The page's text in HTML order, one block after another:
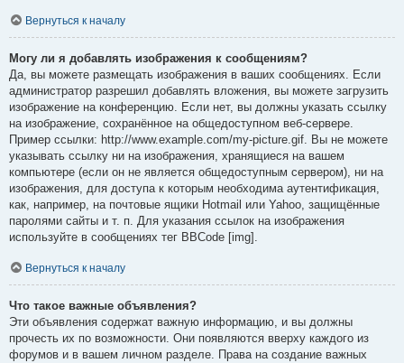
Вернуться к началу
Могу ли я добавлять изображения к сообщениям?
Да, вы можете размещать изображения в ваших сообщениях. Если
администратор разрешил добавлять вложения, вы можете загрузить
изображение на конференцию. Если нет, вы должны указать ссылку
на изображение, сохранённое на общедоступном веб-сервере.
Пример ссылки: http://www.example.com/my-picture.gif. Вы не можете
указывать ссылку ни на изображения, хранящиеся на вашем
компьютере (если он не является общедоступным сервером), ни на
изображения, для доступа к которым необходима аутентификация,
как, например, на почтовые ящики Hotmail или Yahoo, защищённые
паролями сайты и т. п. Для указания ссылок на изображения
используйте в сообщениях тег BBCode [img].
Вернуться к началу
Что такое важные объявления?
Эти объявления содержат важную информацию, и вы должны
прочесть их по возможности. Они появляются вверху каждого из
форумов и в вашем личном разделе. Права на создание важных